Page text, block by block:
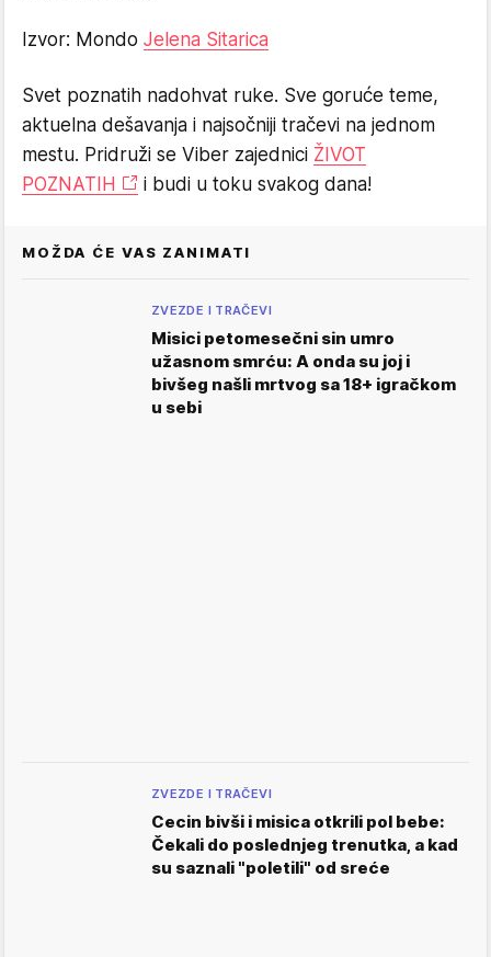
Izvor: Mondo Jelena Sitarica
Svet poznatih nadohvat ruke. Sve goruće teme,
aktuelna dešavanja i najsočniji tračevi na jednom
mestu. Pridruži se Viber zajednici ŽIVOT
POZNATIH
i budi u toku svakog dana!
MOŽDA ĆE VAS ZANIMATI
ZVEZDE I TRAČEVI
Misici petomesečni sin umro
užasnom smrću: A onda su joj i
bivšeg našli mrtvog sa 18+ igračkom
u sebi
ZVEZDE I TRAČEVI
Cecin bivši i misica otkrili pol bebe:
Čekali do poslednjeg trenutka, a kad
su saznali "poletili" od sreće